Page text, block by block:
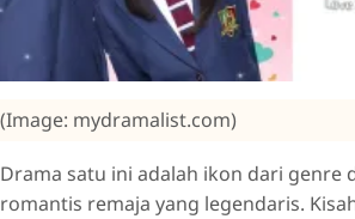
(Image: mydramalist.com)
Drama satu ini adalah ikon dari genre
romantis remaja yang legendaris.